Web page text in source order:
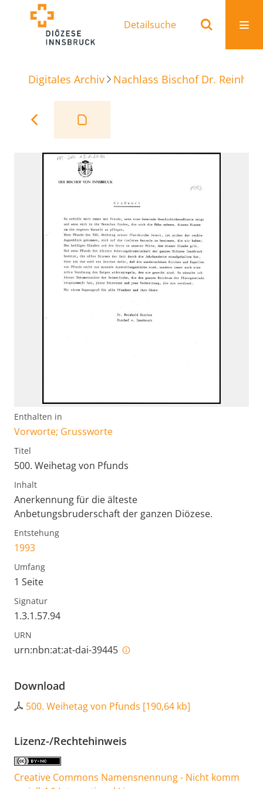
Detailsuche
Digitales Archiv Nachlass Bischof Dr.
Enthalten in
Vorworte; Grussworte
Titel
500. Weihetag von Pfunds
Inhalt
Anerkennung für die älteste
Anbetungsbruderschaft der ganzen Diözese.
Entstehung
1993
Umfang
1 Seite
Signatur
1.3.1.57.94
URN
urn:nbn:at:at-dai-39445
Download
500. Weihetag von Pfunds [190,64 kb]
Lizenz-/Rechtehinweis
Creative Commons Namensnennung - Nicht komm